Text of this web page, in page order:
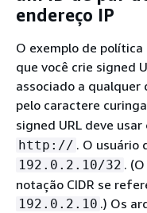
endereço IP
O exemplo de
que você crie signed
associado a
pelo caractere curinga
signed URL deve
http:// . O usuário
192.0.2.10/32 .
notação CIDR se
192.0.2.10 .) Os